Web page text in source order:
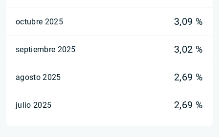
octubre 2025 3,09 %
septiembre 2025 3,02 %
agosto 2025 2,69 %
julio 2025 2,69 %